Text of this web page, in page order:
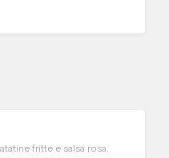
fritte e salsa rosa.